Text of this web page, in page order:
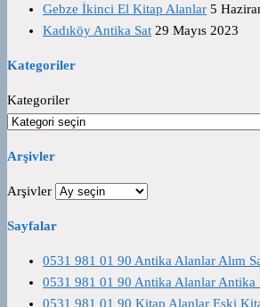
Gebze İkinci El Kitap Alanlar 5
Kadıköy Antika Sat 29 Mayıs 2023
Kategoriler
Kategoriler
Arşivler
Arşivler
Sayfalar
0531 981 01 90 Antika Alanlar Alım
0531 981 01 90 Antika Alanlar Antika
0531 981 01 90 Kitap Alanlar Eski